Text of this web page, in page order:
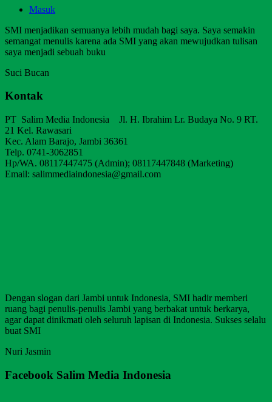
Masuk
SMI menjadikan semuanya lebih mudah bagi saya. Saya semakin
semangat menulis karena ada SMI yang akan mewujudkan tulisan
saya menjadi sebuah buku
Suci Bucan
Kontak
PT Salim Media Indonesia Jl. H. Ibrahim Lr. Budaya No. 9 RT.
21 Kel. Rawasari
Kec. Alam Barajo, Jambi 36361
Telp. 0741-3062851
Hp/WA. 08117447475 (Admin); 08117447848 (Marketing)
Email: salimmediaindonesia@gmail.com
Dengan slogan dari Jambi untuk Indonesia, SMI hadir memberi
ruang bagi penulis-penulis Jambi yang berbakat untuk berkarya,
agar dapat dinikmati oleh seluruh lapisan di Indonesia. Sukses selalu
buat SMI
Nuri Jasmin
Facebook Salim Media Indonesia